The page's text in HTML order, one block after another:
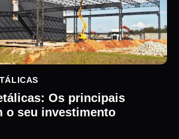
Os principais
o seu investimento